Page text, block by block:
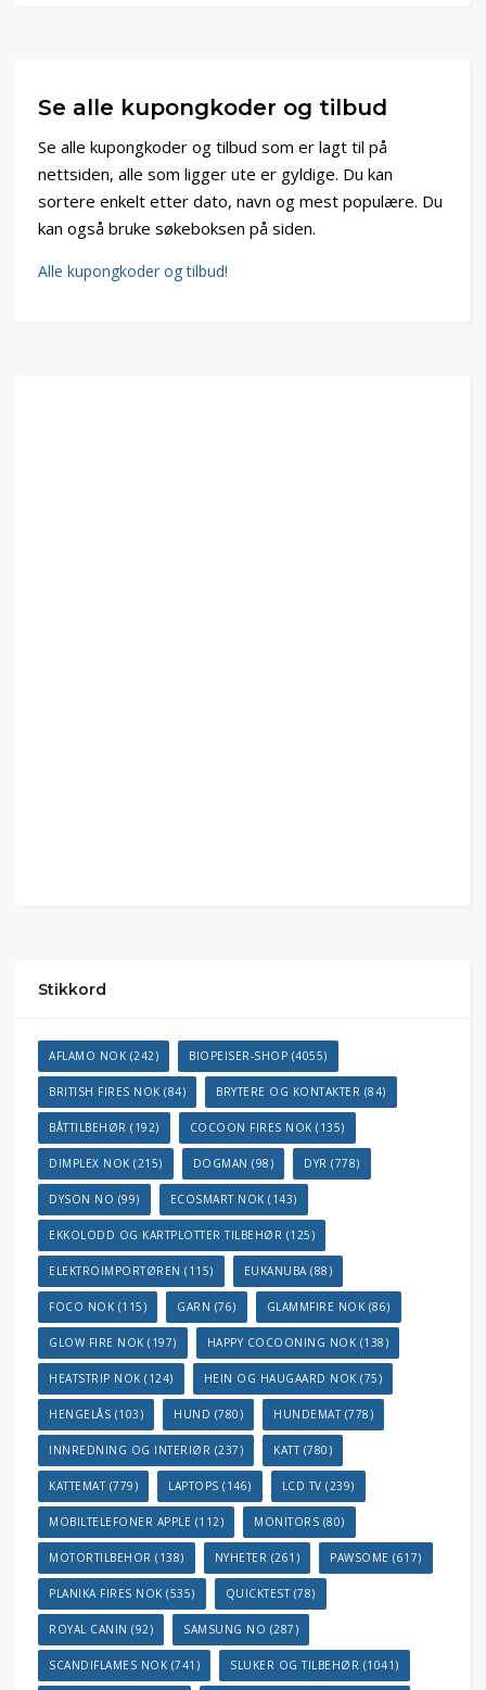
Se alle kupongkoder og tilbud
Se alle kupongkoder og tilbud som er lagt til på
nettsiden, alle som ligger ute er gyldige. Du kan
sortere enkelt etter dato, navn og mest populære. Du
kan også bruke søkeboksen på siden.
Alle kupongkoder og tilbud!
Stikkord
AFLAMO NOK (242) BIOPEISER-SHOP (4055)
BRITISH FIRES NOK (84) BRYTERE OG KONTAKTER (84)
BÅTTILBEHØR (192) COCOON FIRES NOK (135)
DIMPLEX NOK (215) DOGMAN (98) DYR (778)
DYSON NO (99) ECOSMART NOK (143)
EKKOLODD OG KARTPLOTTER TILBEHØR (125)
ELEKTROIMPORTØREN (115) EUKANUBA(88)
FOCO NOK (115) GARN (76) GLAMMFIRE NOK (86)
GLOW FIRE NOK (197) HAPPY COCOONING NOK (138)
HEATSTRIP NOK (124) HEIN OG HAUGAARD NOK (75)
HENGELÅS (103) HUND (780) HUNDEMAT(778)
INNREDNING OG INTERIØR (237) KATT(780)
KATTEMAT(779) LAPTOPS (146) LCD TV (239)
MOBILTELEFONER APPLE (112) MONITORS (80)
MOTORTILBEHOR (138) NYHETER (261) PAWSOME (617)
PLANIKA FIRES NOK (535) QUICKTEST(78)
ROYAL CANIN (92) SAMSUNG NO (287)
SCANDIFLAMES NOK (741) SLUKER OG TILBEHØR (1041)